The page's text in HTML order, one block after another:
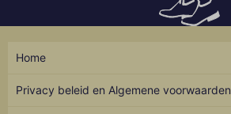
Home
Privacy beleid en Algemene voorwaarden